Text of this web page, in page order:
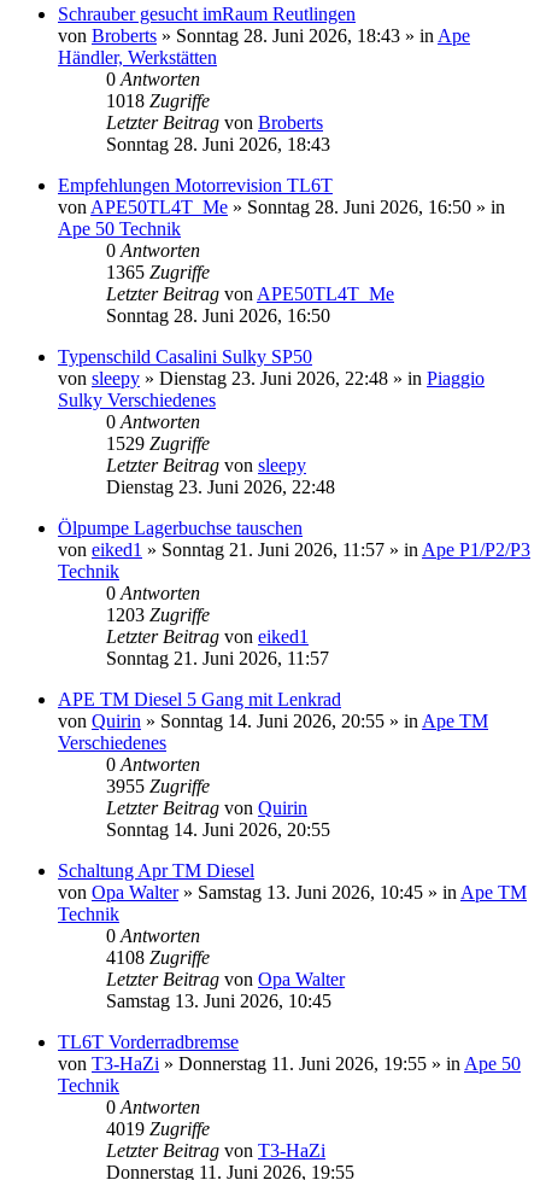
Schrauber gesucht imRaum Reutlingen
von Broberts » Sonntag 28. Juni 2026, 18:43 » in Ape
Händler, Werkstätten
0 Antworten
1018 Zugriffe
Letzter Beitrag von Broberts
Sonntag 28. Juni 2026, 18:43
Empfehlungen Motorrevision TL6T
von APE50TL4T_Me » Sonntag 28. Juni 2026, 16:50 » in
Ape 50 Technik
0 Antworten
1365 Zugriffe
Letzter Beitrag von APE50TL4T_Me
Sonntag 28. Juni 2026, 16:50
Typenschild Casalini Sulky SP50
von sleepy » Dienstag 23. Juni 2026, 22:48 » in Piaggio
Sulky Verschiedenes
0 Antworten
1529 Zugriffe
Letzter Beitrag von sleepy
Dienstag 23. Juni 2026, 22:48
Ölpumpe Lagerbuchse tauschen
von eiked1 » Sonntag 21. Juni 2026, 11:57 » in Ape P1/P2/P3
Technik
0 Antworten
1203 Zugriffe
Letzter Beitrag von eiked1
Sonntag 21. Juni 2026, 11:57
APE TM Diesel 5 Gang mit Lenkrad
von Quirin » Sonntag 14. Juni 2026, 20:55 » in Ape TM
Verschiedenes
0 Antworten
3955 Zugriffe
Letzter Beitrag von Quirin
Sonntag 14. Juni 2026, 20:55
Schaltung Apr TM Diesel
von Opa Walter» Samstag 13. Juni 2026, 10:45 » in Ape TM
Technik
0 Antworten
4108 Zugriffe
Letzter Beitrag von Opa Walter
Samstag 13. Juni 2026, 10:45
TL6T Vorderradbremse
von T3-HaZi » Donnerstag 11. Juni 2026, 19:55 » in Ape 50
Technik
0 Antworten
4019 Zugriffe
Letzter Beitrag von T3-HaZi
Donnerstag 11. Juni 2026, 19:55